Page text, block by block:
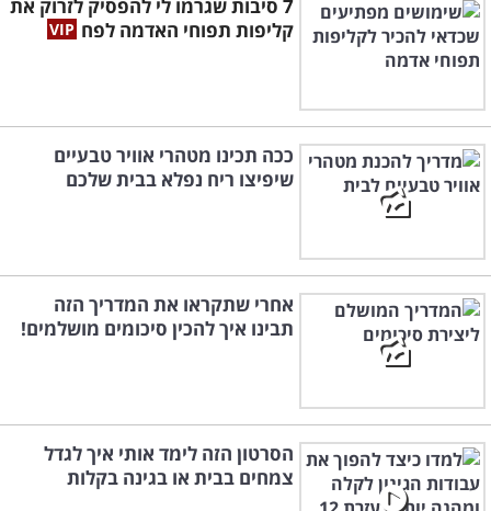
7 סיבות שגרמו לי להפסיק לזרוק את
קליפות תפוחי האדמה לפח
ככה תכינו מטהרי אוויר טבעיים
שיפיצו ריח נפלא בבית שלכם
אחרי שתקראו את המדריך הזה
תבינו איך להכין סיכומים מושלמים!
הסרטון הזה לימד אותי איך לגדל
צמחים בבית או בגינה בקלות